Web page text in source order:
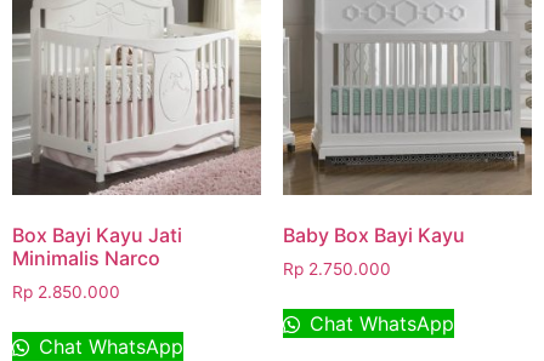
Box Bayi Kayu Jati
Minimalis Narco
Rp 2.850.000
Chat WhatsApp
Baby Box Bayi Kayu
Rp2.750.000
Chat WhatsApp